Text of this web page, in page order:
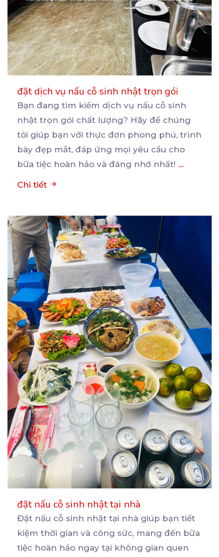
đặt dịch vụ nấu cỗ sinh nhật trọn gói
Bạn đang tìm kiếm dịch vụ nấu cỗ sinh
nhật trọn gói chất lượng? Hãy để chúng
tôi giúp bạn với thực đơn phong phú, trình
bày đẹp mắt, đáp ứng mọi yêu cầu cho
bữa tiệc hoàn hảo và đáng nhớ nhất! ...
Chi tiết
đặt nấu cỗ sinh nhật tại nhà
Đặt nấu cỗ sinh nhật tại nhà giúp bạn tiết
kiệm thời gian và công sức, mang đến bữa
tiệc hoàn hảo ngay tại không gian quen